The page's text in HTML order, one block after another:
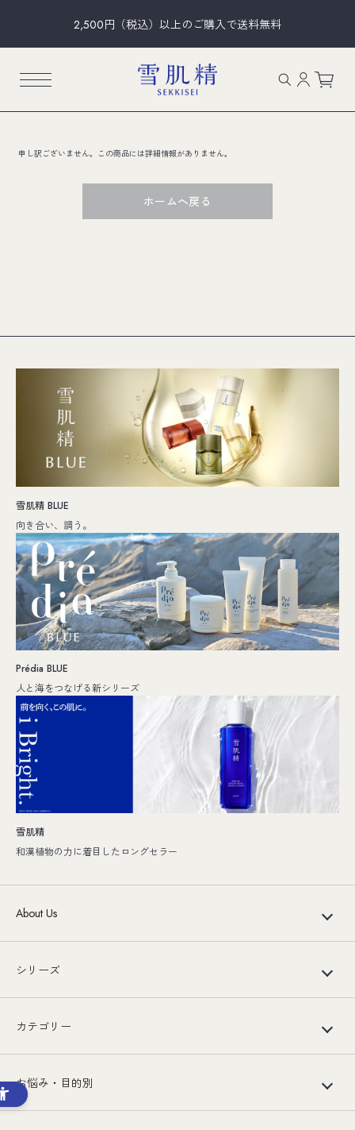
2,500円（税込）以上のご購入で送料無料
申し訳ございません。この商品には詳細情報がありません。
ホームへ戻る
雪肌精 BLUE
向き合い、調う。
Prédia BLUE
人と海をつなげる新シリーズ
雪肌精
和漢植物の力に着目したロングセラー
About Us
シリーズ
カテゴリー
お悩み・目的別